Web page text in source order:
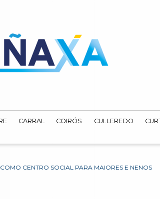
CARRAL COIRÓS CULLEREDO
CENTRO SOCIAL PARA MAIORES E NENOS